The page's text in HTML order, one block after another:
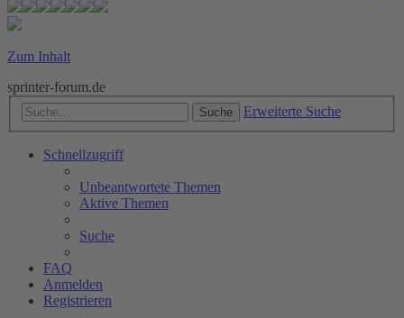
Zum Inhalt
sprinter-forum.de
Suche Erweiterte Suche
Schnellzugriff
Unbeantwortete Themen
Aktive Themen
Suche
FAQ
Anmelden
Registrieren